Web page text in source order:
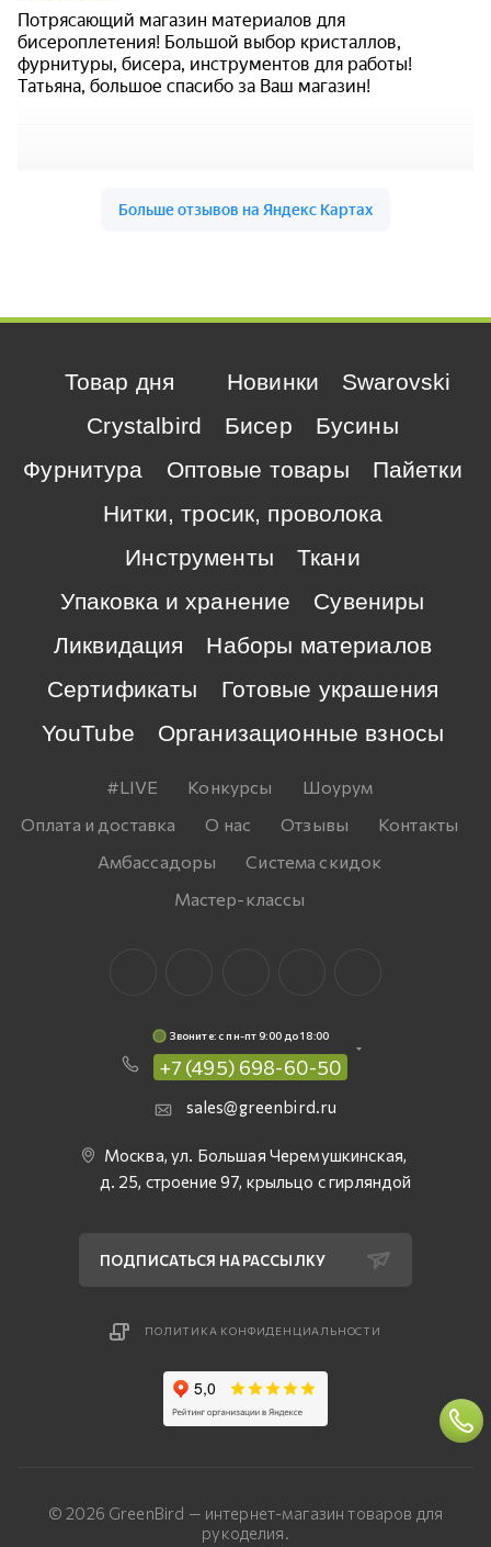
Товар дня Новинки
Swarovski
Crystalbird
Бисер
Бусины
Фурнитура
Оптовые товары
Пайетки
Нитки, тросик, проволока
Инструменты
Ткани
Упаковка и хранение
Сувениры
Ликвидация
Наборы материалов
Сертификаты
Готовые украшения
YouTube
Организационные взносы
#LIVE Конкурсы
Шоурум
Оплата и доставка
О нас Отзывы
Контакты
Амбассадоры
Система скидок
Мастер-классы
Звоните: c пн-пт 9:00 до 18:00
+7 (495) 698-60-50
sales@greenbird.ru
Москва, ул. Большая Черемушкинская,
д. 25, строение 97, крыльцо с гирляндой
ПОДПИСАТЬСЯ НА РАССЫЛКУ
ПОЛИТИКА КОНФИДЕНЦИАЛЬНОСТИ
© 2026 GreenBird — интернет-магазин товаров для
рукоделия.